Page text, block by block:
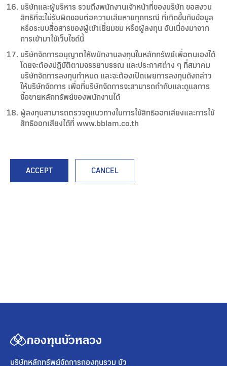
บริษัทและผู้บริหาร รวมถึงพนักงานเจ้าหน้าที่ของบริษัท ขอสงวน
สิทธิที่จะไม่รับผิดชอบต่อความเสียหายทุกกรณี ที่เกิดขึ้นกับข้อมูล
หรือระบบสื่อสารของผู้เข้าเยี่ยมชม หรือผู้ลงทุน อันเนื่องมาจาก
การเข้ามาใช้เว็บไซด์นี้
บริษัทจัดการอนุญาตให้พนักงานลงทุนในหลักทรัพย์เพื่อตนเองได้
โดยจะต้องปฏิบัติตามจรรยาบรรณ และประกาศต่าง ๆ ที่สมาคม
บริษัทจัดการลงทุนกำหนด และจะต้องเปิดเผยการลงทุนดังกล่าว
ให้บริษัทจัดการ เพื่อที่บริษัทจัดการจะสามารถกำกับและดูแลการ
ซื้อขายหลักทรัพย์ของพนักงานได้
ผู้ลงทุนสามารถตรวจดูแนวทางในการใช้สิทธิออกเสียงและการใช้
สิทธิออกเสียงได้ที่ www.bblam.co.th
ACCEPT CANCEL
บริษัทหลักทรัพย์จัดการกองทุนรวม บัว